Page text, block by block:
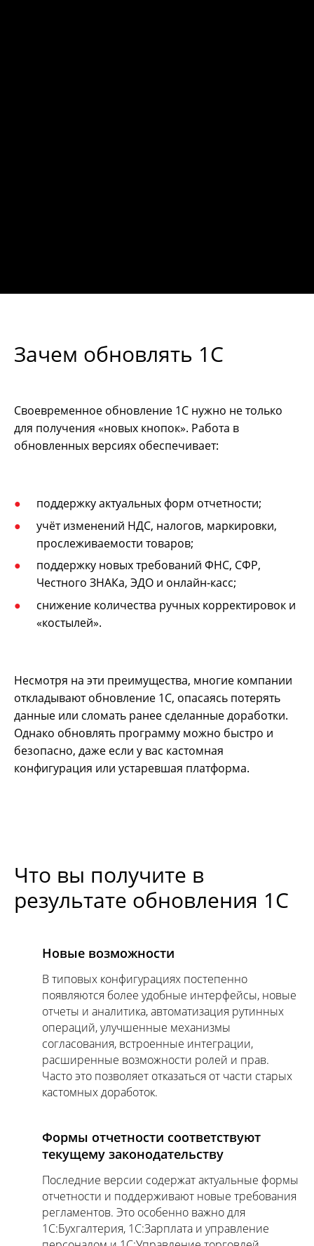
Зачем обновлять 1С
Своевременное обновление 1С нужно не только
для получения «новых кнопок». Работа в
обновленных версиях обеспечивает:
поддержку актуальных форм отчетности;
учёт изменений НДС, налогов, маркировки,
прослеживаемости товаров;
поддержку новых требований ФНС, СФР,
Честного ЗНАКа, ЭДО и онлайн-касс;
снижение количества ручных корректировок и
«костылей».
Несмотря на эти преимущества, многие компании
откладывают обновление 1С, опасаясь потерять
данные или сломать ранее сделанные доработки.
Однако обновлять программу можно быстро и
безопасно, даже если у вас кастомная
конфигурация или устаревшая платформа.
Что вы получите в
результате обновления 1С
Новые возможности
В типовых конфигурациях постепенно
появляются более удобные интерфейсы, новые
отчеты и аналитика, автоматизация рутинных
операций, улучшенные механизмы
согласования, встроенные интеграции,
расширенные возможности ролей и прав.
Часто это позволяет отказаться от части старых
кастомных доработок.
Формы отчетности соответствуют
текущему законодательству
Последние версии содержат актуальные формы
отчетности и поддерживают новые требования
регламентов. Это особенно важно для
1С:Бухгалтерия, 1С:Зарплата и управление